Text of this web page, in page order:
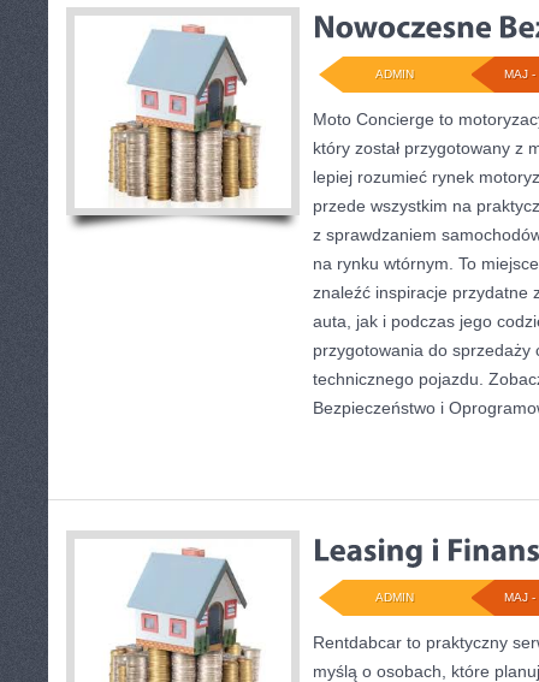
MAJ -
ADMIN
Moto Concierge to
który został przygotowany z
lepiej rozumieć rynek
przede wszystkim na
z sprawdzaniem
na rynku wtórnym. To
znaleźć inspiracje przydatne
auta, jak i podczas jego
przygotowania do sprzedaży
technicznego pojazdu.
Bezpieczeństwo i
MAJ -
ADMIN
Rentdabcar to praktyczny
myślą o osobach, które